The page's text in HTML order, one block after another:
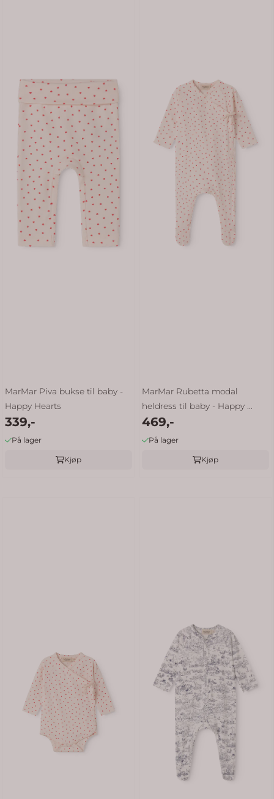
MarMar Piva bukse til baby -
Happy Hearts
339,-
På lager
Kjøp
MarMar Rubetta modal
heldress til baby - Happy ...
469,-
På lager
Kjøp